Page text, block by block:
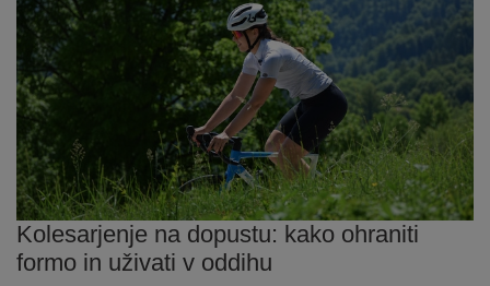
Kolesarjenje na dopustu: kako ohraniti
formo in uživati v oddihu